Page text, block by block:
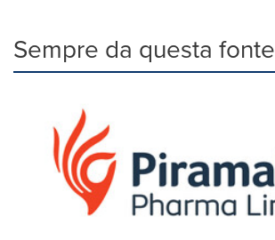
Sempre da questa fonte